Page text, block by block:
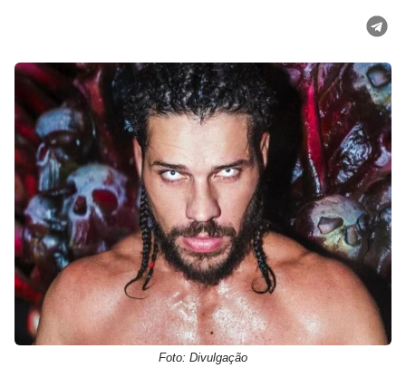
Foto: Divulgação